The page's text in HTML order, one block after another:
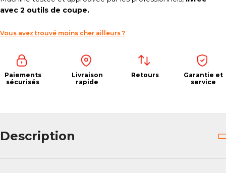
avec 2 outils de coupe.
Vous avez trouvé moins cher ailleurs ?
Paiements
sécurisés
Livraison
rapide
Retours
Garantie et
service
Description